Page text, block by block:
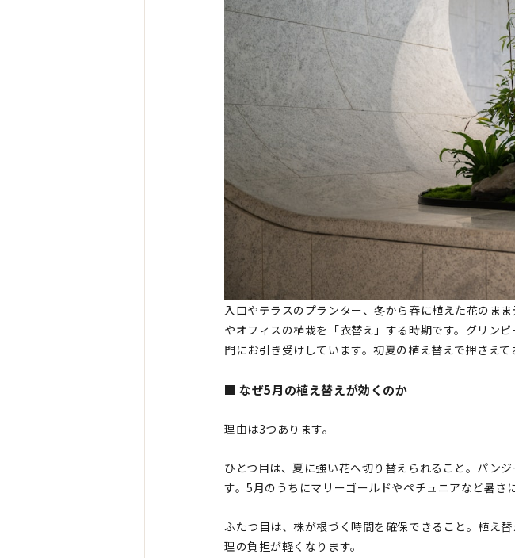
入口やテラスのプランター、冬から春に植えた花のま
やオフィスの植栽を「衣替え」する時期です。グリン
門にお引き受けしています。初夏の植え替えで押さえて
■ なぜ5月の植え替えが効くのか
理由は3つあります。
ひとつ目は、夏に強い花へ切り替えられること。パン
す。5月のうちにマリーゴールドやペチュニアなど暑さ
ふたつ目は、株が根づく時間を確保できること。植え
理の負担が軽くなります。